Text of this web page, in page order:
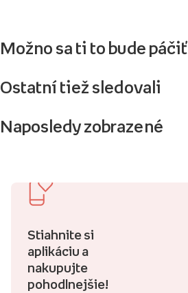
Možno sa ti to bude páčiť
Ostatní tiež sledovali
Naposledy zobrazené
Stiahnite si
aplikáciu a
nakupujte
pohodlnejšie!